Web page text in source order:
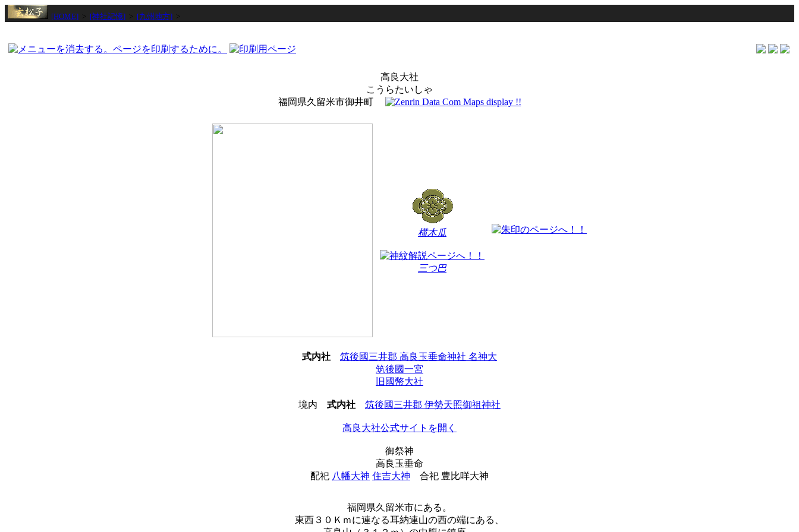
[HOME] [神社記憶] [九州地方]
高良大社
こうらたいしゃ
福岡県久留米市御井町
横木瓜
三つ巴
式内社
筑後國三井郡 高良玉垂命神社 名神大
筑後國一宮
旧國幣大社
境内 式内社 筑後國三井郡 伊勢天照御祖神社
高良大社公式サイトを開く
御祭神
高良玉垂命
配祀 八幡大神 住吉大神 合祀 豊比咩大神
福岡県久留米市にある。
東西３０Ｋｍに連なる耳納連山の西の端にある、